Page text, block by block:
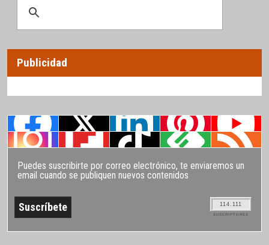
Publicidad
Puedes suscribirte por correo electrónico, te enviaremos un
email cuando se publiquen nuevos contenidos
114.111
SUSCRIPTORES